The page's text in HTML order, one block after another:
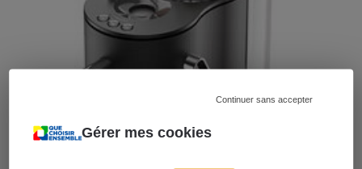
Gérer mes cookies
Continuer sans accepter